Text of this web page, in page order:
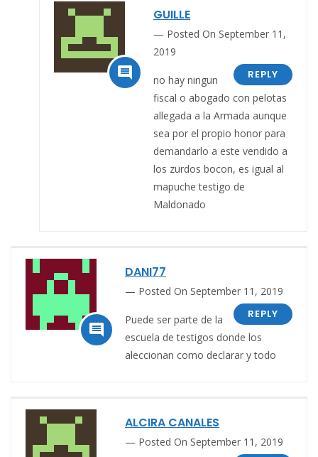

GUILLE
Posted On September 11,
2019
REPLY
no hay ningun
fiscal o abogado con pelotas
allegada a la Armada aunque
sea por el propio honor para
demandarlo a este vendido a
los zurdos bocon, es igual al
mapuche testigo de
Maldonado

DANI77
Posted On September 11, 2019
REPLY
Puede ser parte de la
escuela de testigos donde los
aleccionan como declarar y todo
ALCIRA CANALES
Posted On September 11, 2019